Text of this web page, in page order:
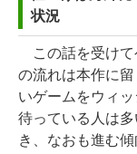
状況
この話を受けて
の流れは本作に
いゲームをウィ
待っている人は
き、なおも進む